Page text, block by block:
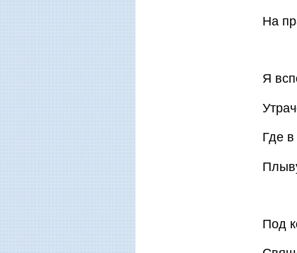
На
Я
Где
Под